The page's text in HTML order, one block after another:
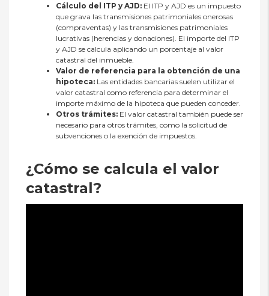
Cálculo del ITP y AJD: El ITP y AJD es un impuesto
que grava las transmisiones patrimoniales onerosas
(compraventas) y las transmisiones patrimoniales
lucrativas (herencias y donaciones). El importe del ITP
y AJD se calcula aplicando un porcentaje al valor
catastral del inmueble.
Valor de referencia para la obtención de una
hipoteca: Las entidades bancarias suelen utilizar el
valor catastral como referencia para determinar el
importe máximo de la hipoteca que pueden conceder.
Otros trámites: El valor catastral también puede ser
necesario para otros trámites, como la solicitud de
subvenciones o la exención de impuestos.
¿Cómo se calcula el valor
catastral?